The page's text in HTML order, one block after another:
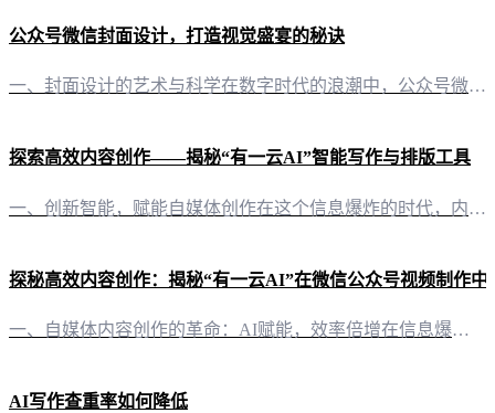
公众号微信封面设计，打造视觉盛宴的秘诀
一、封面设计的艺术与科学在数字时代的浪潮中，公众号微信封面设计已成为自媒体创作者展示个性与品牌形象的重要窗口。一个吸引眼球的封面，不仅能够提升用户的好奇心，更能有效提高公众号的关注度和活跃度。 二、封面设计的基本要素 1. 颜色搭配，传递品牌情感颜色的运用是封面设计中的关键一环。不同的颜色能够传递出不同的情感和品牌形象。例如，蓝色给人以专业、信赖的感觉，而绿色则象征着生机与活力。 2. 图文布局
探索高效内容创作——揭秘“有一云AI”智能写作与排版工具
一、创新智能，赋能自媒体创作在这个信息爆炸的时代，内容创作已成为自媒体运营的核心竞争力。而“有一云AI”的出现，无疑为自媒体创作者带来了前所未有的创作体验。这款创新型AI智能写作+排版软件，以其前沿的技术服务，将大部分创作需求自动化，助力创作者轻松驾驭内容创作。 二、排版之美，尽在一“云”之间“有一云AI”在内容排版方面，匠心独具。它提供了包含标题、内容、图文、分隔、引导等五大类数千款装修皮肤，
探秘高效内容创作：揭秘“有一云AI”在微信公众号视频制作中
一、自媒体内容创作的革命：AI赋能，效率倍增在信息爆炸的时代，自媒体内容创作成为许多人展示才华、传达观点的重要途径。然而，内容创作往往伴随着繁琐的流程和大量的时间投入。此时，“有一云AI”的出现，犹如一缕春风，为自媒体创作者带来了前所未有的便捷与高效。 二、内容排版，千变万化“有一云AI”在内容排版方面，提供了丰富的模板选择。从标题到内容，从图文排版到分隔与引导，五大类数千款装修皮肤，为创作者提
AI写作查重率如何降低